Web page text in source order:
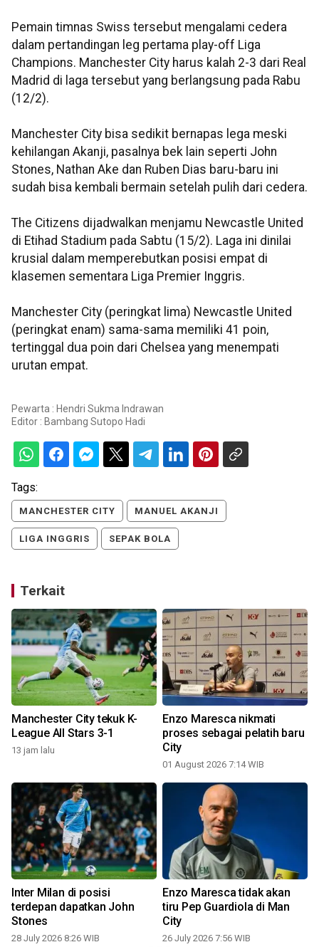
Pemain timnas Swiss tersebut mengalami cedera
dalam pertandingan leg pertama play-off Liga
Champions. Manchester City harus kalah 2-3 dari Real
Madrid di laga tersebut yang berlangsung pada Rabu
(12/2).
Manchester City bisa sedikit bernapas lega meski
kehilangan Akanji, pasalnya bek lain seperti John
Stones, Nathan Ake dan Ruben Dias baru-baru ini
sudah bisa kembali bermain setelah pulih dari cedera.
The Citizens dijadwalkan menjamu Newcastle United
di Etihad Stadium pada Sabtu (15/2). Laga ini dinilai
krusial dalam memperebutkan posisi empat di
klasemen sementara Liga Premier Inggris.
Manchester City (peringkat lima) Newcastle United
(peringkat enam) sama-sama memiliki 41 poin,
tertinggal dua poin dari Chelsea yang menempati
urutan empat.
Pewarta : Hendri Sukma Indrawan
Editor : Bambang Sutopo Hadi
Tags:
MANCHESTER CITY MANUEL AKANJI
LIGA INGGRIS SEPAK BOLA
Terkait
Manchester City tekuk K-
League All Stars 3-1
13 jam lalu
Enzo Maresca nikmati
proses sebagai pelatih baru
City
01 August 2026 7:14 WIB
Inter Milan di posisi
terdepan dapatkan John
Stones
28 July 2026 8:26 WIB
Enzo Maresca tidak akan
tiru Pep Guardiola di Man
City
26 July 2026 7:56 WIB